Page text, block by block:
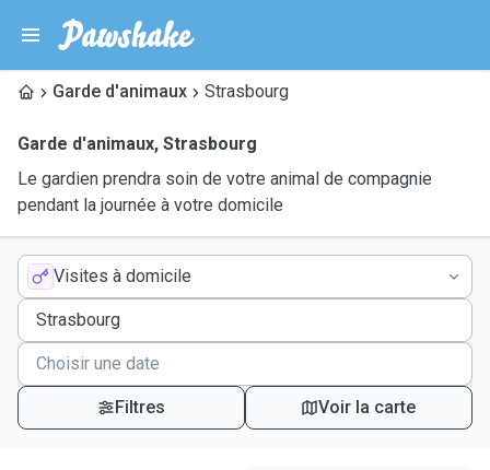
Garde d'animaux Strasbourg
Garde d'animaux, Strasbourg
Le gardien prendra soin de votre animal de compagnie
pendant la journée à votre domicile
Visites à domicile
Filtres Voir la carte